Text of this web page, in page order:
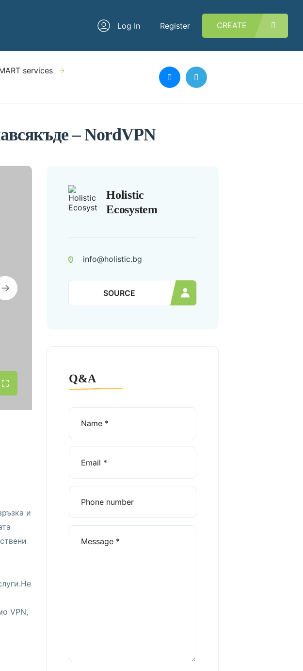
Log In Register CREATE
services
– NordVPN
и
VPN,
Holistic
Ecosystem
info@holistic.bg
SOURCE
Q&A